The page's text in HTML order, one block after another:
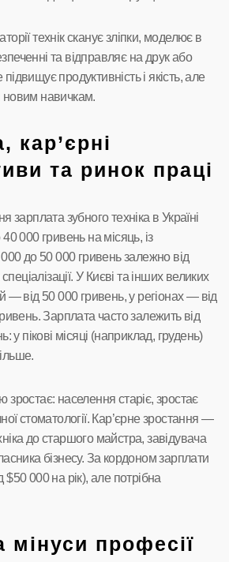
технік сканує зліпки, моделює в
та відправляє на друк або
продуктивність і якість, але
новим навичкам.
кар’єрні
та ринок праці
зарплата зубного техніка в Україні
000 гривень на місяць, із
до 50 000 гривень залежно від
У Києві та інших великих
— від 50 000 гривень, у регіонах — від
Зарплата часто залежить від
у пікові місяці (наприклад, грудень)
населення старіє, зростає
стоматології. Кар’єрне зростання —
до старшого майстра, завідувача
бізнесу. За кордоном зарплати
000 на рік), але потрібна
професії